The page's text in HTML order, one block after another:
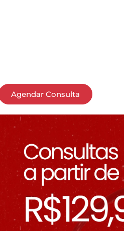
Agendar Consulta